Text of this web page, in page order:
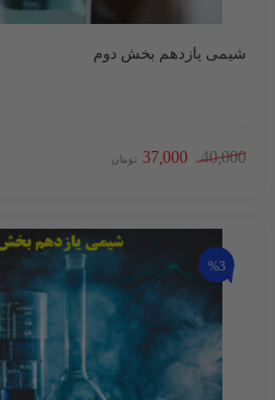
شیمی یازدهم بخش دوم
40,000
37,000 تومان
%3